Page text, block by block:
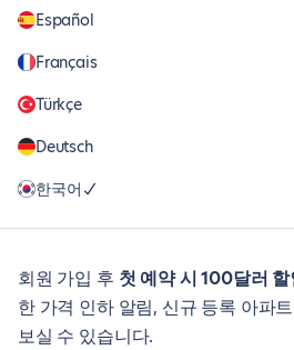
Español
Français
Türkçe
Deutsch
한국어
회원 가입 후 첫 예약 시 100달러
한 가격 인하 알림, 신규 등록 아파
보실 수 있습니다.